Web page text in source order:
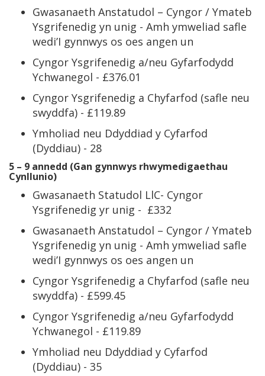
Gwasanaeth Anstatudol – Cyngor / Ymateb
Ysgrifenedig yn unig - Amh ymweliad safle
wedi’I gynnwys os oes angen un
Cyngor Ysgrifenedig a/neu Gyfarfodydd
Ychwanegol - £376.01
Cyngor Ysgrifenedig a Chyfarfod (safle neu
swyddfa) - £119.89
Ymholiad neu Ddyddiad y Cyfarfod
(Dyddiau) - 28
5 – 9 annedd (Gan gynnwys rhwymedigaethau
Cynllunio)
Gwasanaeth Statudol LlC- Cyngor
Ysgrifenedig yr unig - £332
Gwasanaeth Anstatudol – Cyngor / Ymateb
Ysgrifenedig yn unig - Amh ymweliad safle
wedi’I gynnwys os oes angen un
Cyngor Ysgrifenedig a Chyfarfod (safle neu
swyddfa) - £599.45
Cyngor Ysgrifenedig a/neu Gyfarfodydd
Ychwanegol - £119.89
Ymholiad neu Ddyddiad y Cyfarfod
(Dyddiau) - 35